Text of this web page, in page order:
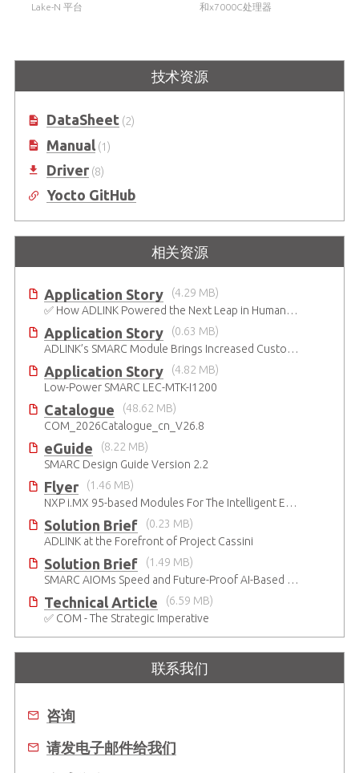
Lake-N 平台
和x7000C处理器
技术资源
DataSheet(2)
Manual(1)
Driver(8)
Yocto GitHub
相关资源
Application Story
(4.29 MB)
✅ How ADLINK Powered the Next Leap in Humanoid Robotics
Application Story
(0.63 MB)
ADLINK’s SMARC Module Brings Increased Customization to Automated Fare Boxes
Application Story
(4.82 MB)
Low-Power SMARC LEC-MTK-I1200
Catalogue
(48.62 MB)
COM_2026Catalogue_cn_V26.8
eGuide
(8.22 MB)
SMARC Design Guide Version 2.2
Flyer
(1.46 MB)
NXP i.MX 95-based Modules For The Intelligent Edge
Solution Brief
(0.23 MB)
ADLINK at the Forefront of Project Cassini
Solution Brief
(1.49 MB)
SMARC AIOMs Speed and Future-Proof AI-Based Designs
Technical Article
(6.59 MB)
✅ COM - The Strategic Imperative
联系我们
咨询
请发电子邮件给我们